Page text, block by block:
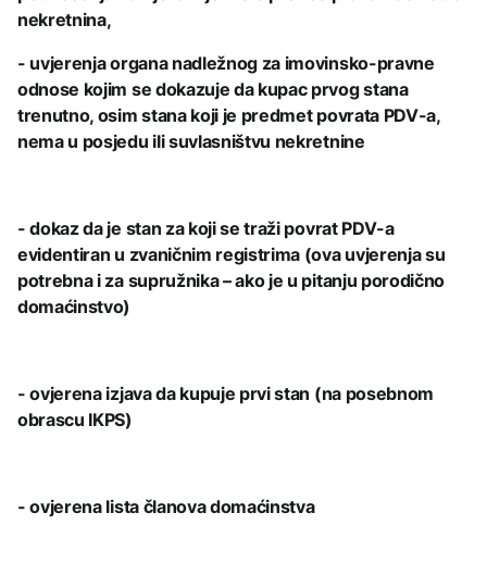
nekretnina,
- uvjerenja organa nadležnog za imovinsko-pravne
odnose kojim se dokazuje da kupac prvog stana
trenutno, osim stana koji je predmet povrata PDV-a,
nema u posjedu ili suvlasništvu nekretnine
- dokaz da je stan za koji se traži povrat PDV-a
evidentiran u zvaničnim registrima (ova uvjerenja su
potrebna i za supružnika – ako je u pitanju porodično
domaćinstvo)
- ovjerena izjava da kupuje prvi stan (na posebnom
obrascu IKPS)
- ovjerena lista članova domaćinstva